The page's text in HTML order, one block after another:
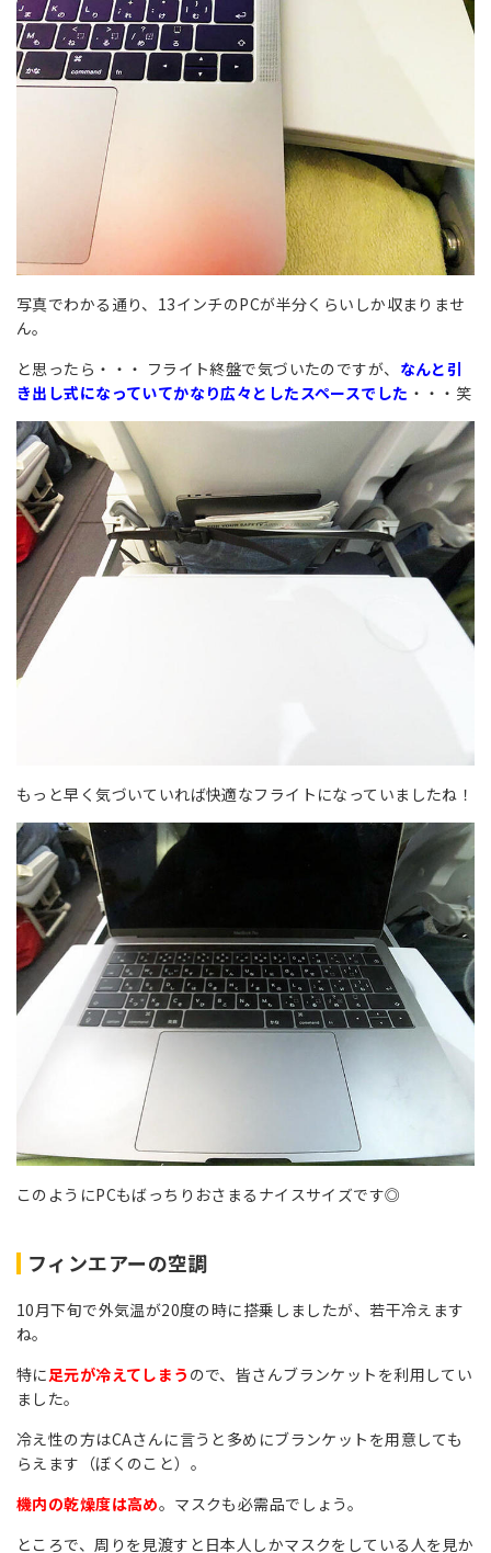
写真でわかる通り、13インチのPCが半分くらいしか収まりませ
ん。
と思ったら・・・ フライト終盤で気づいたのですが、 なんと引
き出し式になっていてかなり広々としたスペースでした ・・・笑
もっと早く気づいていれば快適なフライトになっていましたね！
このようにPCもばっちりおさまるナイスサイズです◎
フィンエアーの空調
10月下旬で外気温が20度の時に搭乗しましたが、若干冷えます
ね。
特に足元が冷えてしまう ので、皆さんブランケットを利用してい
ました。
冷え性の方はCAさんに言うと多めにブランケットを用意しても
らえます（ぼくのこと）。
機内の乾燥度は高め。マスクも必需品でしょう。
ところで、周りを見渡すと日本人しかマスクをしている人を見か